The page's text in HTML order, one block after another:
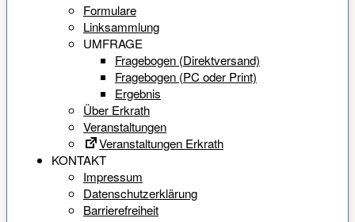
Formulare
Linksammlung
UMFRAGE
Fragebogen (Direktversand)
Fragebogen (PC oder Print)
Ergebnis
Über Erkrath
Veranstaltungen
Veranstaltungen Erkrath
KONTAKT
Impressum
Datenschutzerklärung
Barrierefreiheit